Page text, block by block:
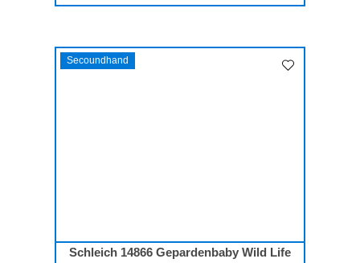
Secoundhand
Schleich 14866 Gepardenbaby Wild Life